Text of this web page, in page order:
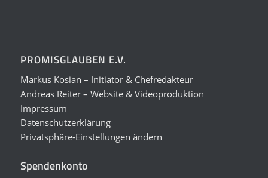
PROMISGLAUBEN E.V.
Markus Kosian – Initiator & Chefredakteur
Andreas Reiter – Website & Videoproduktion
Impressum
Datenschutzerklärung
Privatsphäre-Einstellungen ändern
Spendenkonto